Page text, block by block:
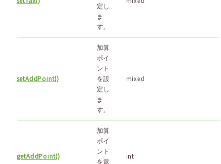
定し
ま
す。
setAddPoint()
加算
ポイ
ント
を設
定し
ま
す。
mixed
getAddPoint()
加算
ポイ
ント
を返
int